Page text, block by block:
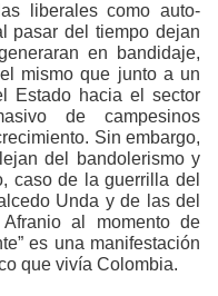
liberales como auto-
pasar del tiempo dejan
en bandidaje,
mismo que junto a un
Estado hacia el sector
de campesinos
Sin embargo,
del bandolerismo y
caso de la guerrilla del
Unda y de las del
al momento de
es una manifestación
que vivía Colombia.